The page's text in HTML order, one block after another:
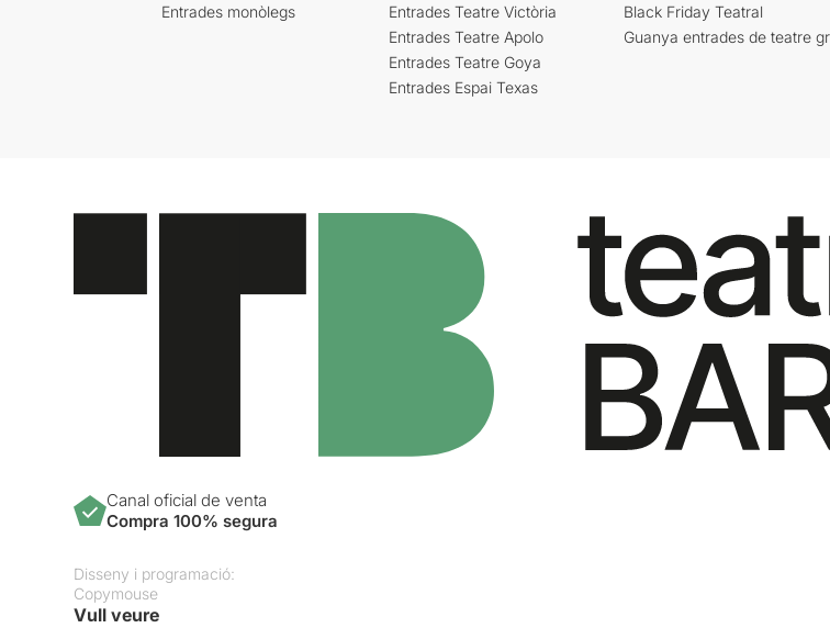
Entrades monòlegs
Entrades Teatre Victòria
Entrades Teatre Apolo
Entrades Teatre Goya
Entrades Espai Texas
Black Friday Teatral
Guanya entrades de teatre
Canal oficial de venta
Compra 100% segura
Disseny i programació:
Copymouse
Vull veure